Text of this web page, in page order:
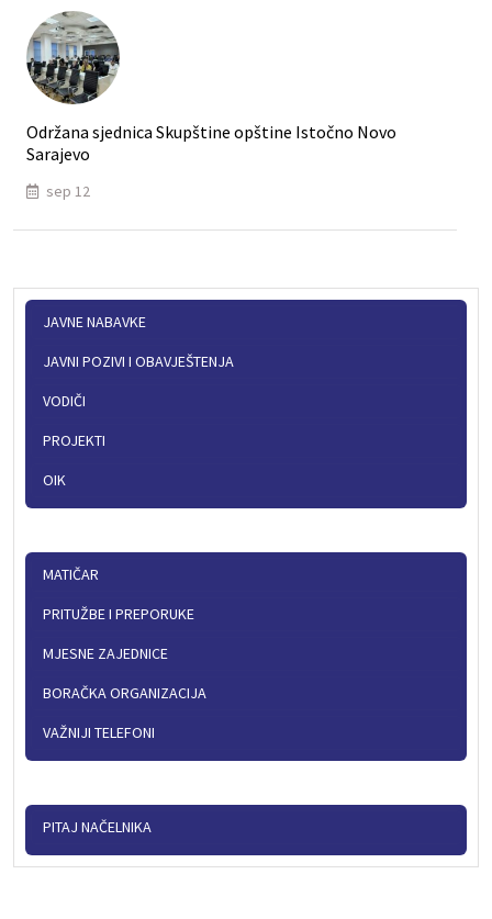
Održana sjednica Skupštine opštine Istočno Novo
Sarajevo
sep 12
JAVNE NABAVKE
JAVNI POZIVI I OBAVJEŠTENJA
VODIČI
PROJEKTI
OIK
MATIČAR
PRITUŽBE I PREPORUKE
MJESNE ZAJEDNICE
BORAČKA ORGANIZACIJA
VAŽNIJI TELEFONI
PITAJ NAČELNIKA